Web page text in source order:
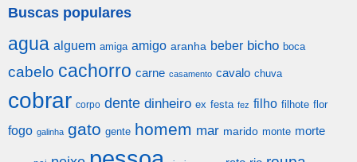
Buscas populares
agua alguem amiga amigo aranha beber bicho boca
cabelo cachorro carne casamento cavalo chuva
cobrar corpo dente dinheiro ex festa fez filho filhote flor
fogo galinha gato gente homem mar marido monte morte